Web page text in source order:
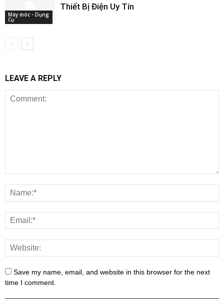
Máy móc - Dụng
Cụ
Thiết Bị Điện Uy Tín
LEAVE A REPLY
Save my name, email, and website in this browser for the next
time I comment.